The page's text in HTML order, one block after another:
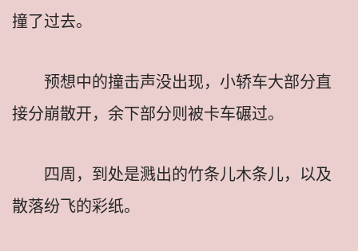
撞了过去。
预想中的撞击声没出现，小轿车大部分直
接分崩散开，余下部分则被卡车碾过。
四周，到处是溅出的竹条儿木条儿，以及
散落纷飞的彩纸。